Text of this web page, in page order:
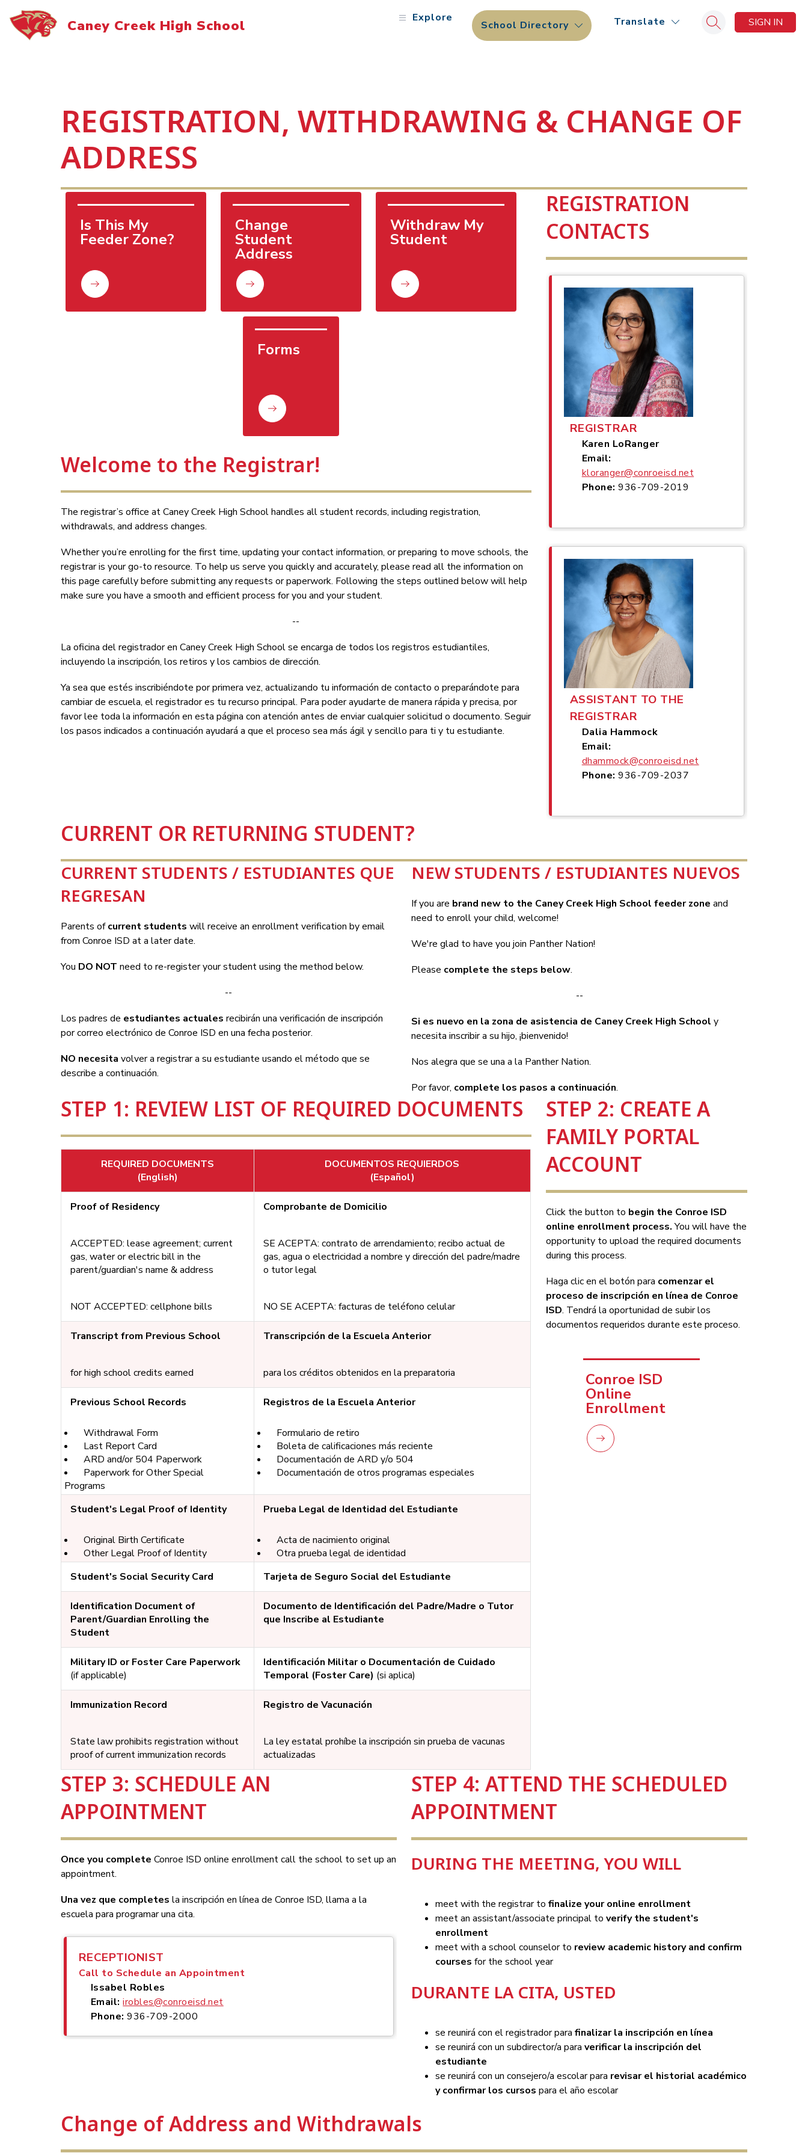
content
Caney Creek High School Explore
School Directory Translate Search siteSIGN IN
REGISTRATION, WITHDRAWING & CHANGE OF
ADDRESS
Is This My
Feeder Zone?
Change
Student
Address
Withdraw My
Student
Forms
Welcome to the Registrar!
The registrar’s office at Caney Creek High School handles all student records, including registration,
withdrawals, and address changes.
Whether you’re enrolling for the first time, updating your contact information, or preparing to move schools, the
registrar is your go-to resource. To help us serve you quickly and accurately, please read all the information on
this page carefully before submitting any requests or paperwork. Following the steps outlined below will help
make sure you have a smooth and efficient process for you and your student.
--
La oficina del registrador en Caney Creek High School se encarga de todos los registros estudiantiles,
incluyendo la inscripción, los retiros y los cambios de dirección.
Ya sea que estés inscribiéndote por primera vez, actualizando tu información de contacto o preparándote para
cambiar de escuela, el registrador es tu recurso principal. Para poder ayudarte de manera rápida y precisa, por
favor lee toda la información en esta página con atención antes de enviar cualquier solicitud o documento. Seguir
los pasos indicados a continuación ayudará a que el proceso sea más ágil y sencillo para ti y tu estudiante.
REGISTRATION
CONTACTS
REGISTRAR
Karen LoRanger
Email:
kloranger@conroeisd.net
Phone:936-709-2019
ASSISTANT TO THE
REGISTRAR
Dalia Hammock
Email:
dhammock@conroeisd.net
Phone:936-709-2037
CURRENT OR RETURNING STUDENT?
CURRENT STUDENTS / ESTUDIANTES QUE
REGRESAN
Parents of current students will receive an enrollment verification by email
from Conroe ISD at a later date.
You DO NOT need to re-register your student using the method below.
--
Los padres de estudiantes actuales recibirán una verificación de inscripción
por correo electrónico de Conroe ISD en una fecha posterior.
NO necesita volver a registrar a su estudiante usando el método que se
describe a continuación.
NEW STUDENTS / ESTUDIANTES NUEVOS
If you are brand new to the Caney Creek High School feeder zone and
need to enroll your child, welcome!
We're glad to have you join Panther Nation!
Please complete the steps below.
--
Si es nuevo en la zona de asistencia de Caney Creek High School y
necesita inscribir a su hijo, ¡bienvenido!
Nos alegra que se una a la Panther Nation.
Por favor, complete los pasos a continuación.
STEP 1: REVIEW LIST OF REQUIRED DOCUMENTS
REQUIRED DOCUMENTS
(English)
DOCUMENTOS REQUIERDOS
(Español)
Proof of Residency
ACCEPTED: lease agreement; current
gas, water or electric bill in the
parent/guardian's name & address
NOT ACCEPTED: cellphone bills
Comprobante de Domicilio
SE ACEPTA: contrato de arrendamiento; recibo actual de
gas, agua o electricidad a nombre y dirección del padre/madre
o tutor legal
NO SE ACEPTA: facturas de teléfono celular
Transcript from Previous School
for high school credits earned
Transcripción de la Escuela Anterior
para los créditos obtenidos en la preparatoria
Previous School Records
Withdrawal Form
Last Report Card
ARD and/or 504 Paperwork
Paperwork for Other Special
Programs
Registros de la Escuela Anterior
Formulario de retiro
Boleta de calificaciones más reciente
Documentación de ARD y/o 504
Documentación de otros programas especiales
Student's Legal Proof of Identity
Original Birth Certificate
Other Legal Proof of Identity
Prueba Legal de Identidad del Estudiante
Acta de nacimiento original
Otra prueba legal de identidad
Student's Social Security Card
Tarjeta de Seguro Social del Estudiante
Identification Document of
Parent/Guardian Enrolling the
Student
Documento de Identificación del Padre/Madre o Tutor
que Inscribe al Estudiante
Military ID or Foster Care Paperwork
(if applicable)
Identificación Militar o Documentación de Cuidado
Temporal (Foster Care) (si aplica)
Immunization Record
State law prohibits registration without
proof of current immunization records
Registro de Vacunación
La ley estatal prohíbe la inscripción sin prueba de vacunas
actualizadas
STEP 2: CREATE A
FAMILY PORTAL
ACCOUNT
Click the button to begin the Conroe ISD
online enrollment process. You will have the
opportunity to upload the required documents
during this process.
Haga clic en el botón para comenzar el
proceso de inscripción en línea de Conroe
ISD. Tendrá la oportunidad de subir los
documentos requeridos durante este proceso.
Conroe ISD
Online
Enrollment
STEP 3: SCHEDULE AN
APPOINTMENT
Once you complete Conroe ISD online enrollment call the school to set up an
appointment.
Una vez que completes la inscripción en línea de Conroe ISD, llama a la
escuela para programar una cita.
RECEPTIONIST
Call to Schedule an Appointment
Issabel Robles
Email:irobles@conroeisd.net
Phone:936-709-2000
STEP 4: ATTEND THE SCHEDULED
APPOINTMENT
DURING THE MEETING, YOU WILL
meet with the registrar to finalize your online enrollment
meet an assistant/associate principal to verify the student's
enrollment
meet with a school counselor to review academic history and confirm
courses for the school year
DURANTE LA CITA, USTED
se reunirá con el registrador para finalizar la inscripción en línea
se reunirá con un subdirector/a para verificar la inscripción del
estudiante
se reunirá con un consejero/a escolar para revisar el historial académico
y confirmar los cursos para el año escolar
Change of Address and Withdrawals